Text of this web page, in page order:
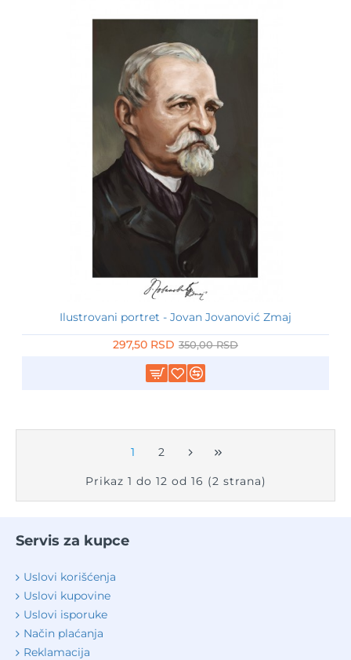
Ilustrovani portret - Jovan Jovanović Zmaj
297,50 RSD 350,00 RSD
1 2
Prikaz 1 do 12 od 16 (2 strana)
Servis za kupce
Uslovi korišćenja
Uslovi kupovine
Uslovi isporuke
Način plaćanja
Reklamacija